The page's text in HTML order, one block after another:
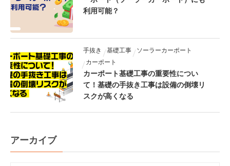
利用可能？
手抜き 基礎工事
ソーラーカーポート
カーポート
カーポート基礎工事の重要性につい
て！基礎の手抜き工事は設備の倒壊リ
スクが高くなる
アーカイブ